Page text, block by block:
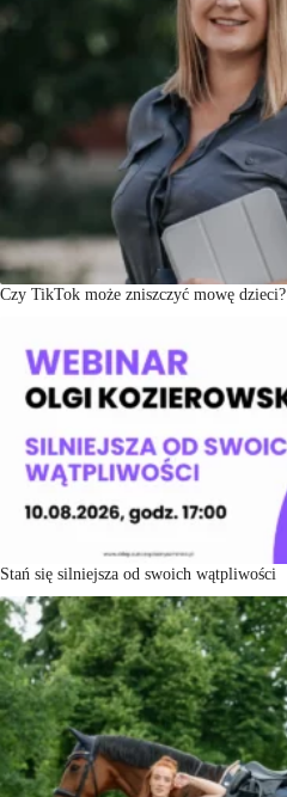
Czy TikTok może zniszczyć mowę dzieci?
Stań się silniejsza od swoich wątpliwości